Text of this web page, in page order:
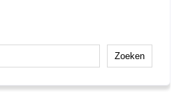
Zoeken